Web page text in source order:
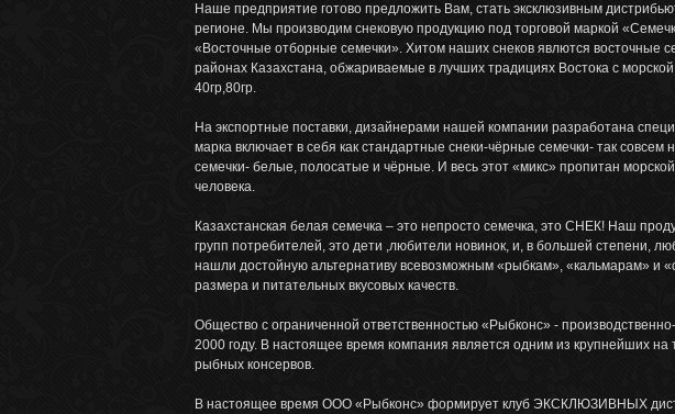
Наше предприятие готово предложить Вам, стать эксклюзивным
регионе. Мы производим снековую продукцию под торговой маркой
«Восточные отборные семечки». Хитом наших снеков явлются восточные
районах Казахстана, обжариваемые в лучших традициях Востока с
40гр,80гр.
На экспортные поставки, дизайнерами нашей компании разработана
марка включает в себя как стандартные снеки-чёрные семечки- так
семечки- белые, полосатые и чёрные. И весь этот «микс» пропитан
человека.
Казахстанская белая семечка – это непросто семечка, это СНЕК! Наш
групп потребителей, это дети ,любители новинок, и, в большей степени,
нашли достойную альтернативу всевозможным «рыбкам», «кальмарам» и
размера и питательных вкусовых качеств.
Общество с ограниченной ответственностью «Рыбконс» -
2000 году. В настоящее время компания является одним из крупнейших
рыбных консервов.
В настоящее время ООО «Рыбконс» формирует клуб ЭКСКЛЮЗИВНЫХ